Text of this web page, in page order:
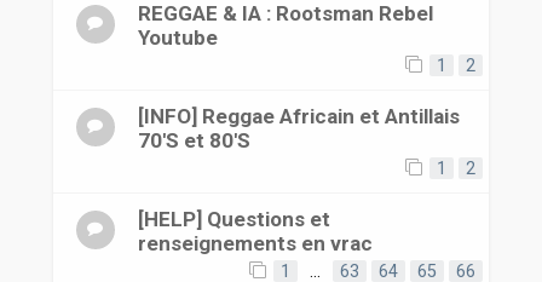
REGGAE & IA : Rootsman Rebel
Youtube
1 2
[INFO] Reggae Africain et Antillais
70'S et 80'S
1 2
[HELP] Questions et
renseignements en vrac
1 63 64 65 66